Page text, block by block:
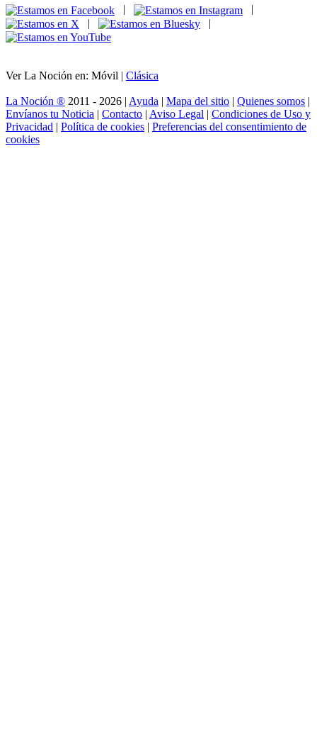
|
|
Ver La Noción en: Móvil | Clásica
La Noción ® 2011 - 2026 | Ayuda | Mapa del sitio | Quienes somos |
Envíanos tu Noticia | Contacto | Aviso Legal | Condiciones de Uso y
Privacidad | Política de cookies | Preferencias del consentimiento de
cookies